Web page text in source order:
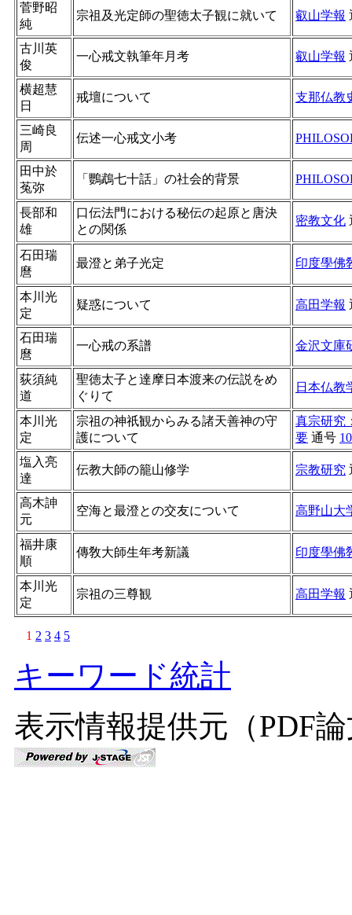
菅野昭
純
宗祖及光定師の聖徳太子観に就いて 叡山学報
古川英
俊
一心戒文執筆年月考 叡山学報
横超慧
日
戒壇について 支那仏教
三崎良
周
伝述一心戒文小考
田中於
菟弥
「鸚鵡七十話」の社会的背景
長部和
雄
口伝法門における秘伝の起原と唐決
との関係
密教文化
石田瑞
麿
最澄と弟子光定 印度學佛
本川光
定
疑惑について 高田学報
石田瑞
麿
一心戒の系譜 金沢文庫
荻須純
道
聖徳太子と達摩日本渡来の伝説をめ
ぐりて
日本仏教
本川光
定
宗祖の神祇観からみる諸天善神の守
護について
真宗研究
要 通号 10
塩入亮
達
伝教大師の籠山修学 宗教研究
高木訷
元
空海と最澄との交友について 高野山大
福井康
順
傳敎大師生年考新議 印度學佛
本川光
定
宗祖の三尊観 高田学報
1 2 3 4 5
キーワード統計
表示情報提供元（PDF